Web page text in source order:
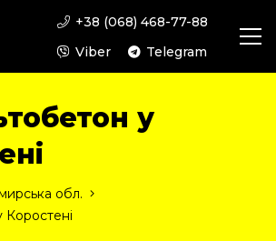
+38 (068) 468-77-88
Viber
Telegram
у
обл.